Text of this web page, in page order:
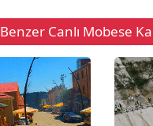
Benzer Canlı Mobese